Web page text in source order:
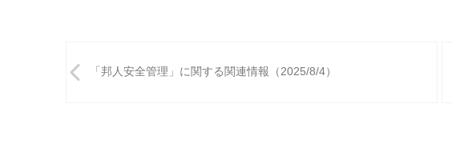
稿
「邦人安全管理」に関する関連情報（2025/8/4）